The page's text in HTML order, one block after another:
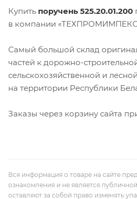
Купить поручень 525.20.01.200
в компании
Самый большой склад
частей к дорожно-
сельскохозяйственной и
на территории Республики
Заказы через корзину сайта
Вся информация о товаре на сайте
ознакомления и не является
оставляют за собой право изменять